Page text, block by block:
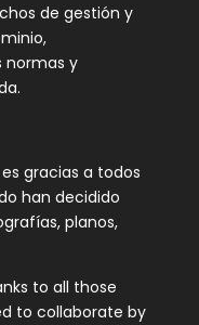
de gestión y
normas y
gracias a todos
han decidido
planos,
to all those
to collaborate by